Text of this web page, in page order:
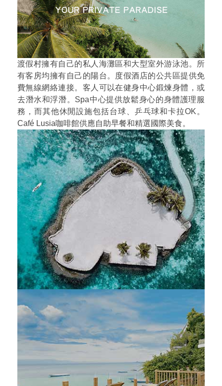
渡假村擁有自己的私人海灘區和大型室外游泳池。所
有客房均擁有自己的陽台。度假酒店的公共區提供免
費無線網絡連接。客人可以在健身中心鍛煉身體，或
去潛水和浮潛。Spa中心提供放鬆身心的身體護理服
務，而其他休閒設施包括台球、乒乓球和卡拉OK。
Café Lusia咖啡館供應自助早餐和精選國際美食。